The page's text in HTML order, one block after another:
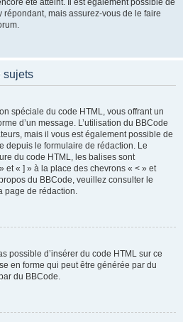
été atteint. Il est également possible de
mais assurez-vous de le faire
sujets
spéciale du code HTML, vous offrant un
d’un message. L’utilisation du BBCode
mais il vous est également possible de
depuis le formulaire de rédaction. Le
du code HTML, les balises sont
et « ] » à la place des chevrons « < » et
du BBCode, veuillez consulter le
page de rédaction.
possible d’insérer du code HTML sur ce
en forme qui peut être générée par du
du BBCode.